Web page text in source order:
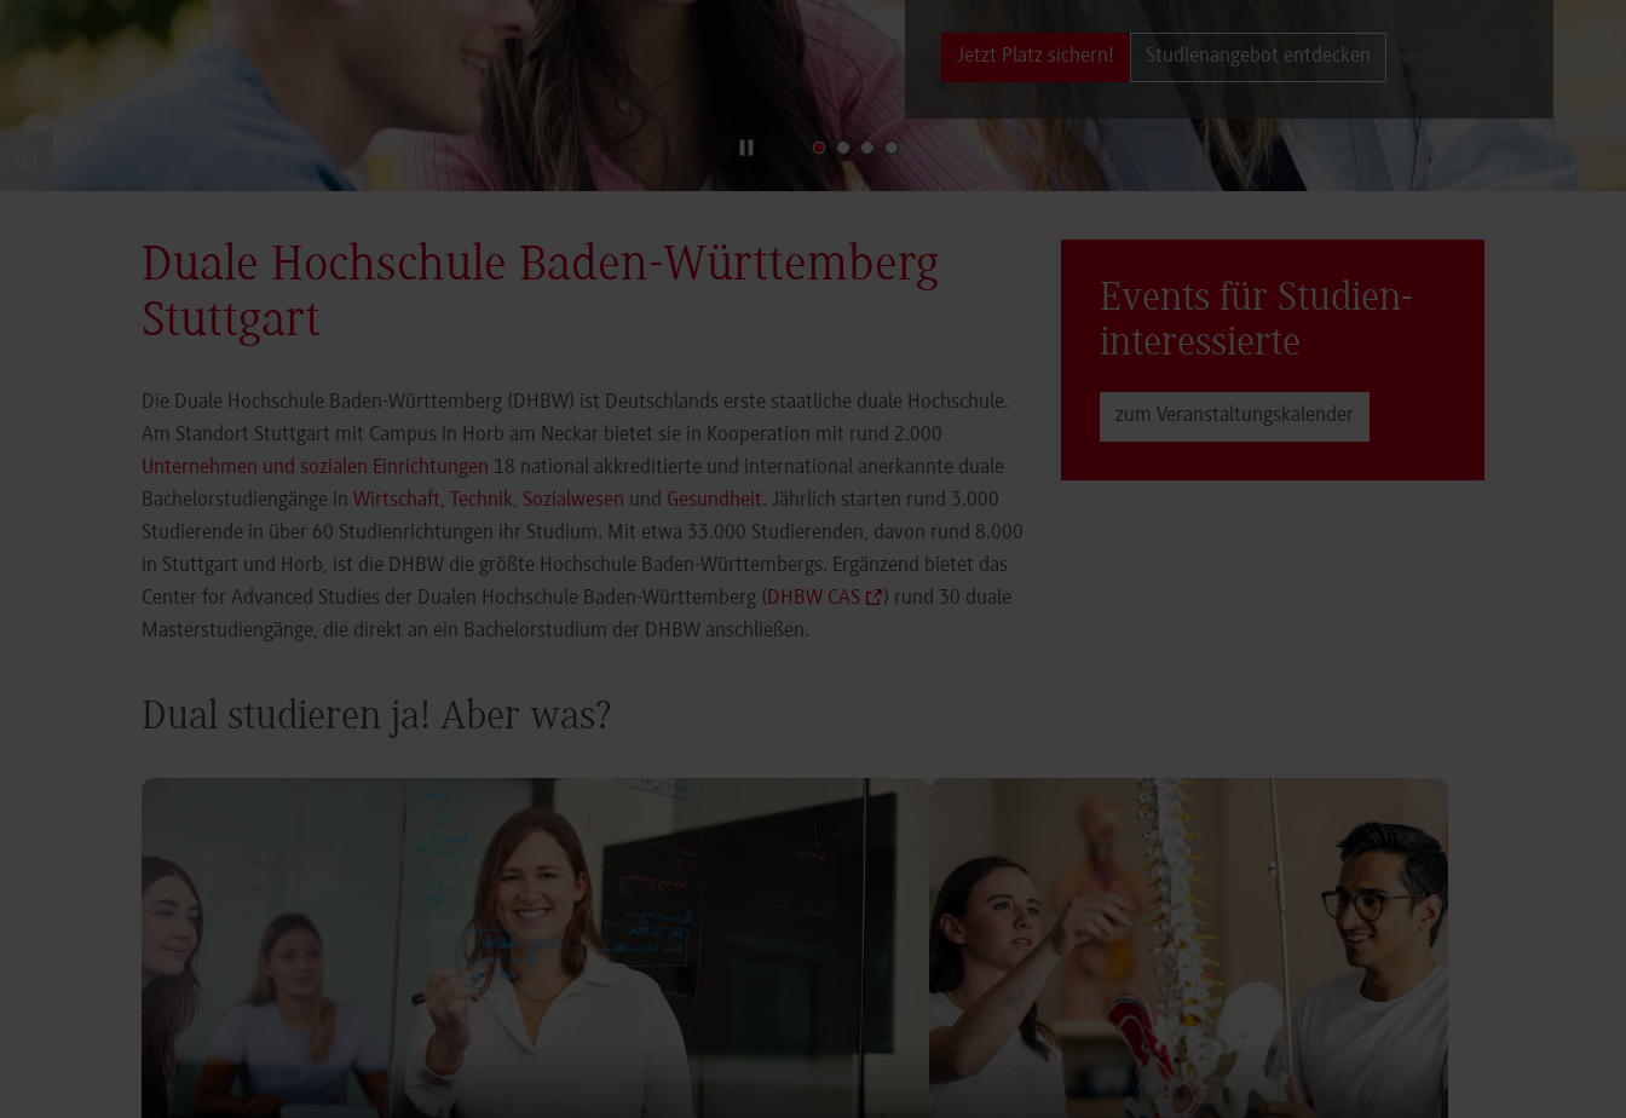
Jetzt Platz sichern! Studienangebot entdecken
Duale Hochschule Baden-Württemberg
Stuttgart
Die Duale Hochschule Baden-Württemberg (DHBW) ist Deutschlands erste staatliche duale Hochschule.
Am Standort Stuttgart mit Campus in Horb am Neckar bietet sie in Kooperation mit rund 2.000
Unternehmen und sozialen Einrichtungen 18 national akkreditierte und international anerkannte duale
Bachelorstudiengänge in Wirtschaft, Technik, Sozialwesen und Gesundheit. Jährlich starten rund 3.000
Studierende in über 60 Studienrichtungen ihr Studium. Mit etwa 33.000 Studierenden, davon rund 8.000
in Stuttgart und Horb, ist die DHBW die größte Hochschule Baden-Württembergs. Ergänzend bietet das
Center for Advanced Studies der Dualen Hochschule Baden-Württemberg (DHBW CAS
) rund 30 duale
Masterstudiengänge, die direkt an ein Bachelorstudium der DHBW anschließen.
Events für Studien­
interessierte
zum Veranstaltungs­kalender
Dual studieren ja! Aber was?